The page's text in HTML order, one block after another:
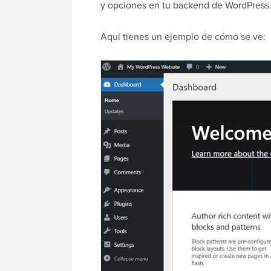
y opciones en tu backend de WordPress.
Aquí tienes un ejemplo de cómo se ve: